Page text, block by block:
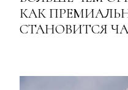
КАК
СТАНОВИТСЯ